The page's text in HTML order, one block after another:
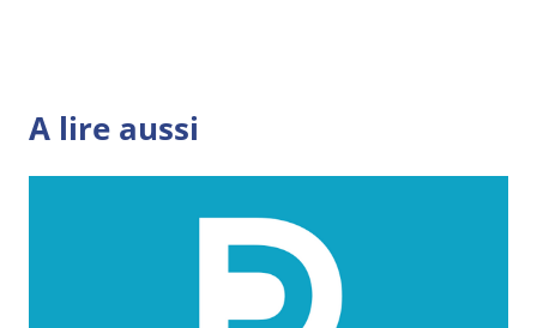
A lire aussi